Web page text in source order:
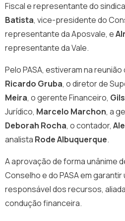
Fiscal e representante do
Batista, vice-presidente do
representante da Aposvale, e
representante da Vale.
Pelo PASA, estiveram na
Ricardo Gruba, o diretor de
Meira, o gerente Financeiro,
Jurídico, Marcelo Marchon, a
Deborah Rocha, o contador,
analista Rode Albuquerque.
A aprovação de forma unânime
Conselho e do PASA em
responsável dos recursos,
condução financeira.